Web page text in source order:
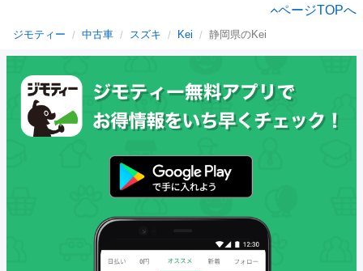
ページTOPへ
ジモティー 中古車 スズキ Kei 静岡県のKei